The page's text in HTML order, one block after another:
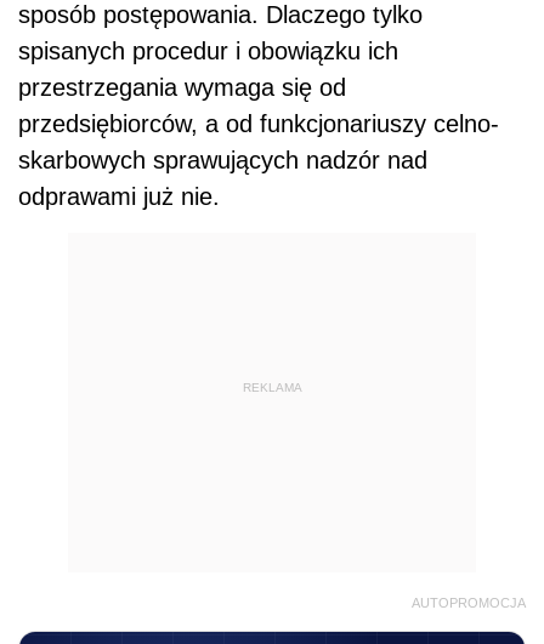
sposób postępowania. Dlaczego tylko
spisanych procedur i obowiązku ich
przestrzegania wymaga się od
przedsiębiorców, a od funkcjonariuszy celno-
skarbowych sprawujących nadzór nad
odprawami już nie.
REKLAMA
AUTOPROMOCJA